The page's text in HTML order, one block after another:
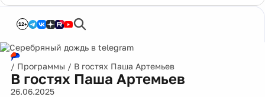
12+
/ Программы / В гостях Паша Артемьев
В гостях Паша Артемьев
26.06.2025